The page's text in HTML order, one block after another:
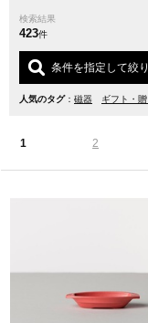
検索結果
423件
条件を指定して絞
人気のタグ： 磁器 ギフト・
1 2